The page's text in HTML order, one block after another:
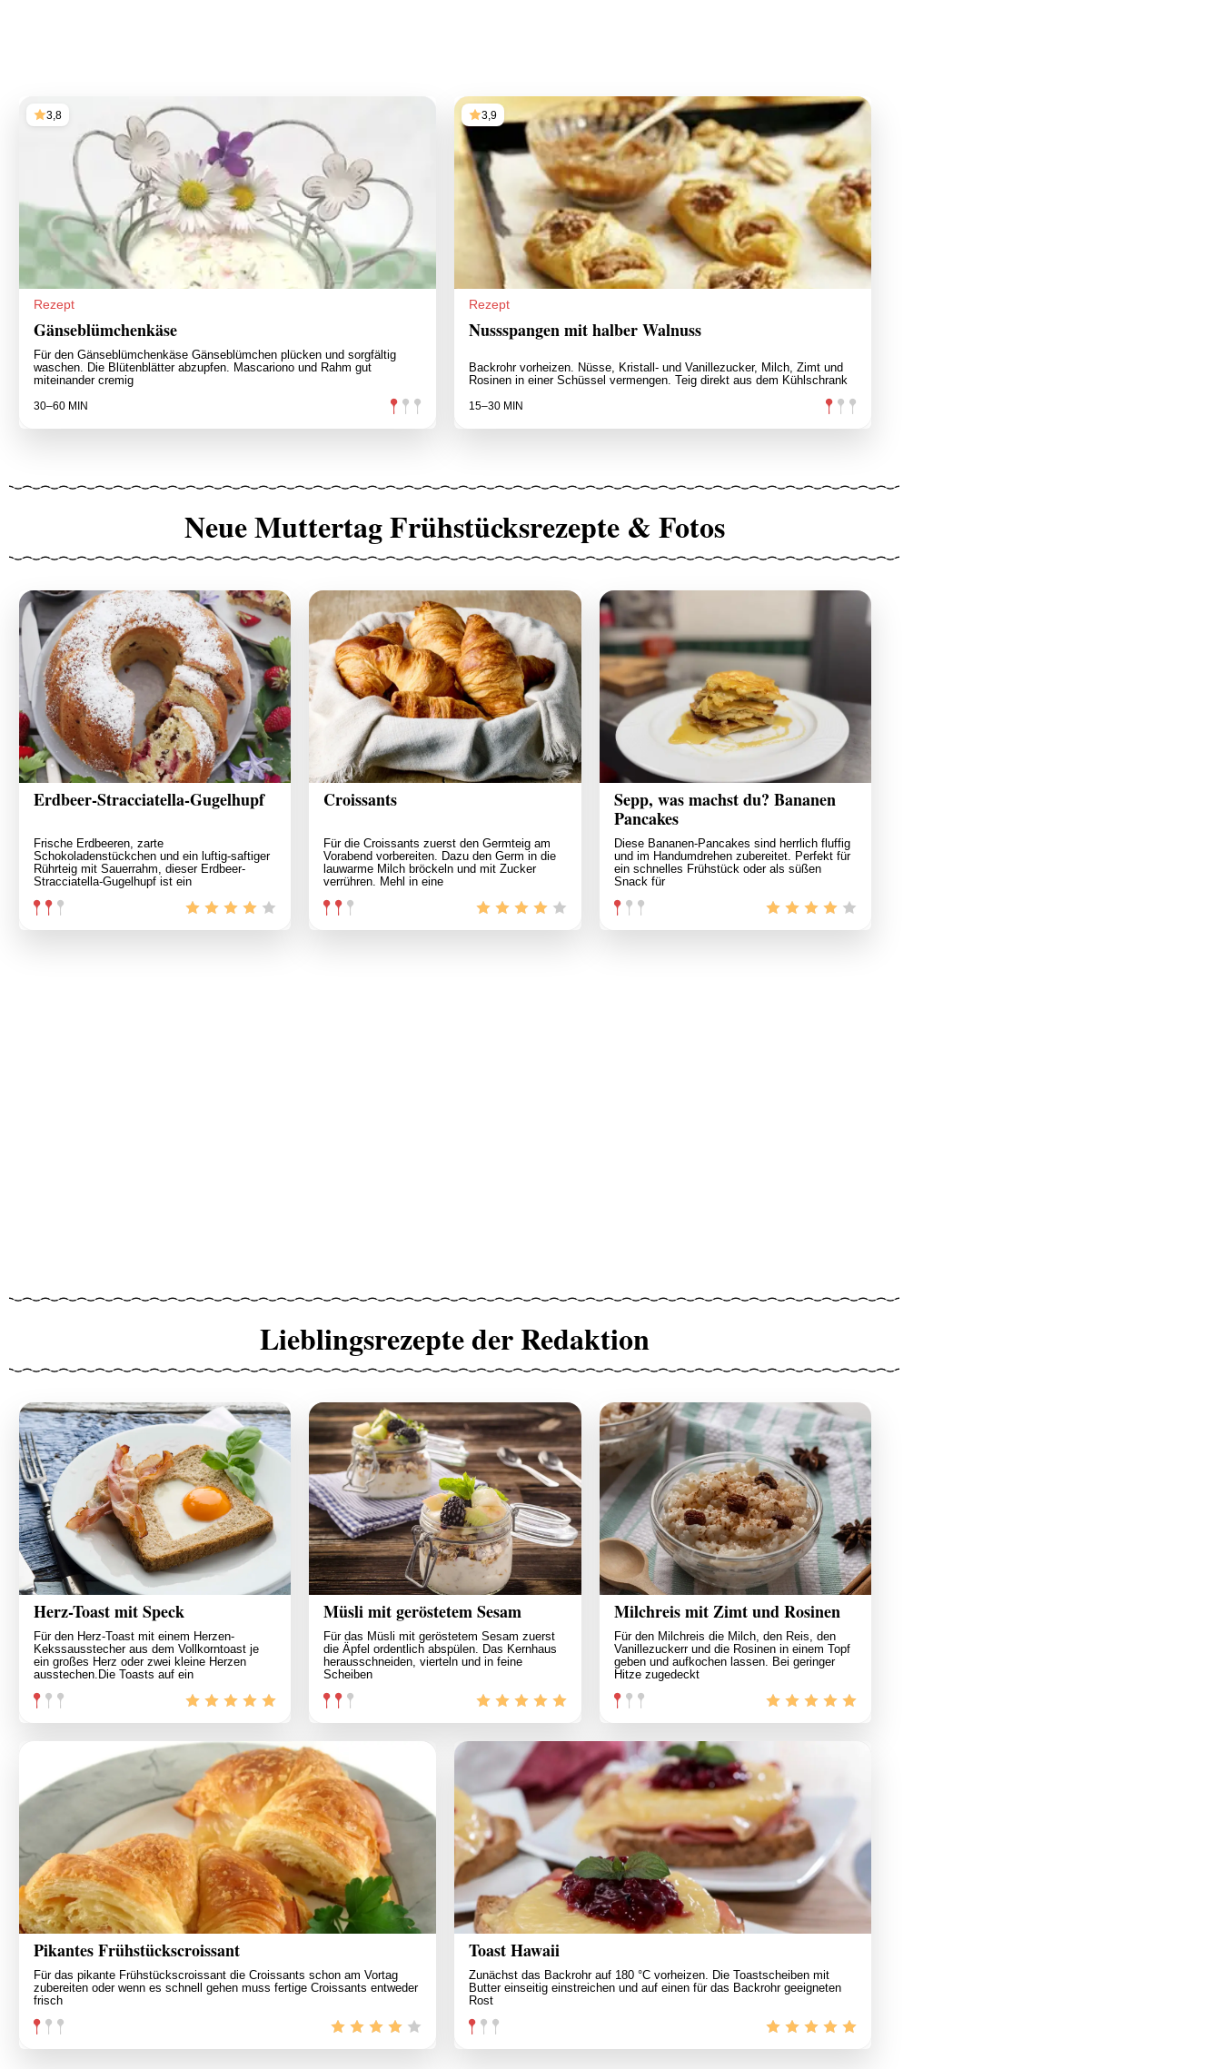
3,8
Rezept
Gänseblümchenkäse
Für den Gänseblümchenkäse Gänseblümchen plücken und sorgfältig
waschen. Die Blütenblätter abzupfen. Mascariono und Rahm gut
miteinander cremig
30–60 MIN
3,9
Rezept
Nussspangen mit halber Walnuss
Backrohr vorheizen. Nüsse, Kristall- und Vanillezucker, Milch, Zimt und
Rosinen in einer Schüssel vermengen. Teig direkt aus dem Kühlschrank
15–30 MIN
Neue Muttertag Frühstücksrezepte & Fotos
Erdbeer-Stracciatella-Gugelhupf
Frische Erdbeeren, zarte
Schokoladenstückchen und ein luftig-saftiger
Rührteig mit Sauerrahm, dieser Erdbeer-
Stracciatella-Gugelhupf ist ein
Croissants
Für die Croissants zuerst den Germteig am
Vorabend vorbereiten. Dazu den Germ in die
lauwarme Milch bröckeln und mit Zucker
verrühren. Mehl in eine
Sepp, was machst du? Bananen
Pancakes
Diese Bananen-Pancakes sind herrlich fluffig
und im Handumdrehen zubereitet. Perfekt für
ein schnelles Frühstück oder als süßen
Snack für
Lieblingsrezepte der Redaktion
Herz-Toast mit Speck
Für den Herz-Toast mit einem Herzen-
Kekssausstecher aus dem Vollkorntoast je
ein großes Herz oder zwei kleine Herzen
ausstechen.Die Toasts auf ein
Müsli mit geröstetem Sesam
Für das Müsli mit geröstetem Sesam zuerst
die Äpfel ordentlich abspülen. Das Kernhaus
herausschneiden, vierteln und in feine
Scheiben
Milchreis mit Zimt und Rosinen
Für den Milchreis die Milch, den Reis, den
Vanillezuckerr und die Rosinen in einem Topf
geben und aufkochen lassen. Bei geringer
Hitze zugedeckt
Pikantes Frühstückscroissant
Für das pikante Frühstückscroissant die Croissants schon am Vortag
zubereiten oder wenn es schnell gehen muss fertige Croissants entweder
frisch
Toast Hawaii
Zunächst das Backrohr auf 180 °C vorheizen. Die Toastscheiben mit
Butter einseitig einstreichen und auf einen für das Backrohr geeigneten
Rost